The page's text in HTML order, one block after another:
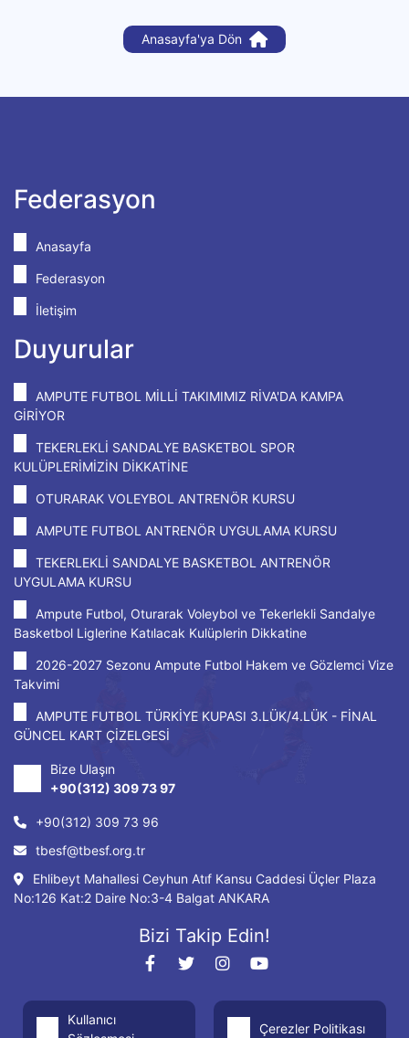
Anasayfa'ya Dön
Federasyon
Anasayfa
Federasyon
İletişim
Duyurular
AMPUTE FUTBOL MİLLİ TAKIMIMIZ RİVA'DA KAMPA
GİRİYOR
TEKERLEKLİ SANDALYE BASKETBOL SPOR
KULÜPLERİMİZİN DİKKATİNE
OTURARAK VOLEYBOL ANTRENÖR KURSU
AMPUTE FUTBOL ANTRENÖR UYGULAMA KURSU
TEKERLEKLİ SANDALYE BASKETBOL ANTRENÖR
UYGULAMA KURSU
Ampute Futbol, Oturarak Voleybol ve Tekerlekli Sandalye
Basketbol Liglerine Katılacak Kulüplerin Dikkatine
2026-2027 Sezonu Ampute Futbol Hakem ve Gözlemci Vize
Takvimi
AMPUTE FUTBOL TÜRKİYE KUPASI 3.LÜK/4.LÜK - FİNAL
GÜNCEL KART ÇİZELGESİ
Bize Ulaşın
+90(312) 309 73 97
+90(312) 309 73 96
tbesf@tbesf.org.tr
Ehlibeyt Mahallesi Ceyhun Atıf Kansu Caddesi Üçler Plaza
No:126 Kat:2 Daire No:3-4 Balgat ANKARA
Bizi Takip Edin!
Kullanıcı
Çerezler Politikası